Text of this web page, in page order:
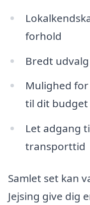
forhold
Bredt
Mulighed
til dit budget
Let adgang
transporttid
Samlet set kan
Jejsing give dig